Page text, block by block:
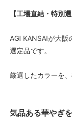
【工場直結・特別選
AGI KANSAIが大阪
選定品です。
厳選したカラーを
気品ある華やぎ